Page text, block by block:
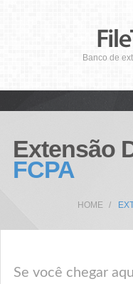
Banco de
Extensão
FCPA
HOME
Se você chegar